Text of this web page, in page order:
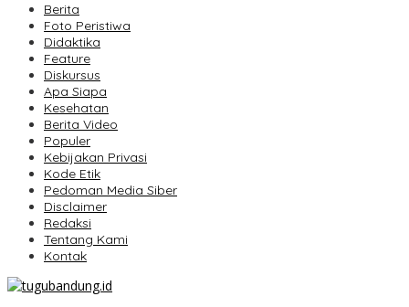
Berita
Foto Peristiwa
Didaktika
Feature
Diskursus
Apa Siapa
Kesehatan
Berita Video
Populer
Kebijakan Privasi
Kode Etik
Pedoman Media Siber
Disclaimer
Redaksi
Tentang Kami
Kontak